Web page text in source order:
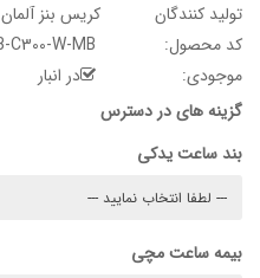
تولید کنندگان
کریس بنز آلمان Chris Benz
کد محصول:
موجودی:
در انبار
گزینه های در دسترس
بند ساعت یدکی
بیمه ساعت مچی